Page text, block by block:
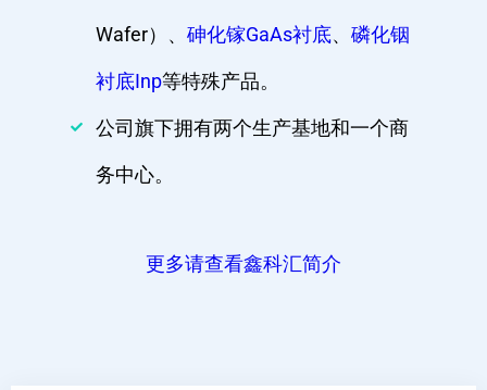
Wafer）、 砷化镓GaAs衬底、 磷化铟
衬底Inp等特殊产品。
公司旗下拥有两个生产基地和一个商
务中心。
更多请查看鑫科汇简介